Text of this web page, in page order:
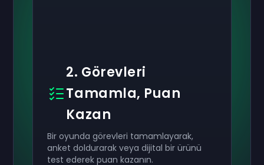
2. Görevleri
Tamamla, Puan
Kazan
Bir oyunda görevleri tamamlayarak,
anket doldurarak veya dijital bir ürünü
test ederek puan kazanın.